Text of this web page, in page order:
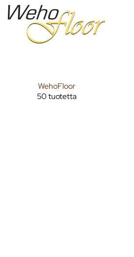
WehoFloor
50 tuotetta